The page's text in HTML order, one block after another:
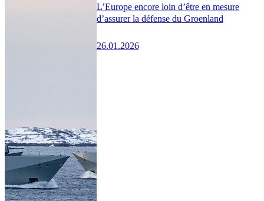
L’Europe encore loin d’être en mesure
d’assurer la défense du Groenland
26.01.2026